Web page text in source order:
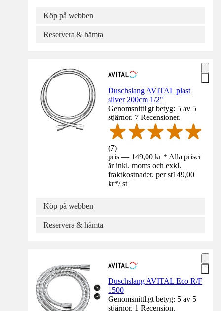
Köp på webben
Reservera & hämta
Duschslang AVITAL plast
silver 200cm 1/2"
Genomsnittligt betyg: 5 av 5
stjärnor. 7 Recensioner.
(7)
pris — 149,00 kr * Alla priser
är inkl. moms och exkl.
fraktkostnader. per st149,00
kr*/ st
Köp på webben
Reservera & hämta
Duschslang AVITAL Eco R/F
1500
Genomsnittligt betyg: 5 av 5
stjärnor. 1 Recension.